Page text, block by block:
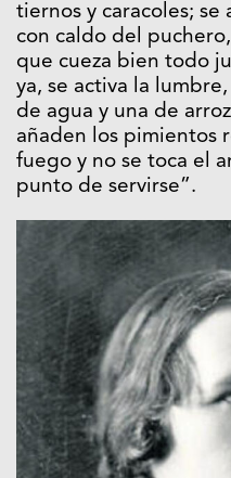
tiernos y caracoles;
con caldo del
que cueza bien todo
ya, se activa la
de agua y una de
añaden los pimientos
fuego y no se toca el
punto de servirse”.